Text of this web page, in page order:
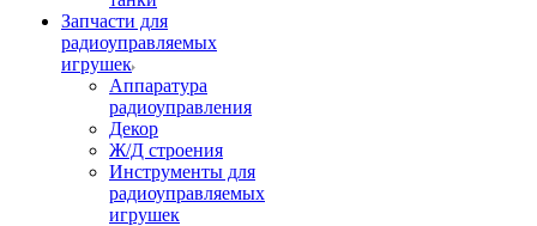
Запчасти для
радиоуправляемых
игрушек
Аппаратура
радиоуправления
Декор
Ж/Д строения
Инструменты для
радиоуправляемых
игрушек